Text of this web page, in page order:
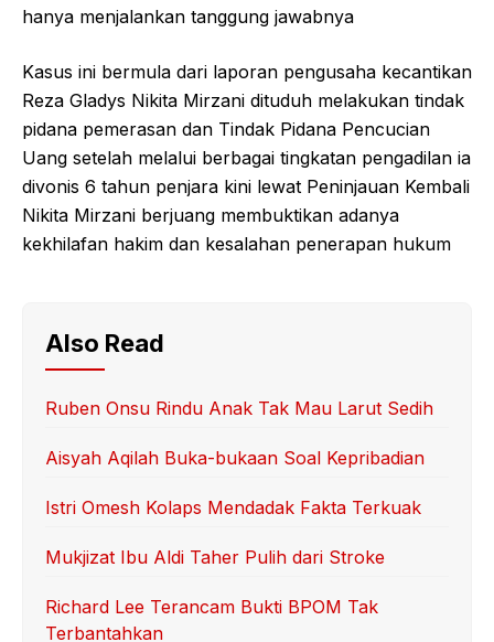
hanya menjalankan tanggung jawabnya
Kasus ini bermula dari laporan pengusaha kecantikan
Reza Gladys Nikita Mirzani dituduh melakukan tindak
pidana pemerasan dan Tindak Pidana Pencucian
Uang setelah melalui berbagai tingkatan pengadilan ia
divonis 6 tahun penjara kini lewat Peninjauan Kembali
Nikita Mirzani berjuang membuktikan adanya
kekhilafan hakim dan kesalahan penerapan hukum
Also Read
Ruben Onsu Rindu Anak Tak Mau Larut Sedih
Aisyah Aqilah Buka-bukaan Soal Kepribadian
Istri Omesh Kolaps Mendadak Fakta Terkuak
Mukjizat Ibu Aldi Taher Pulih dari Stroke
Richard Lee Terancam Bukti BPOM Tak
Terbantahkan